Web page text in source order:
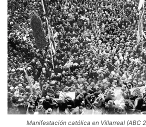
Manifestación católica en Villarreal (ABC